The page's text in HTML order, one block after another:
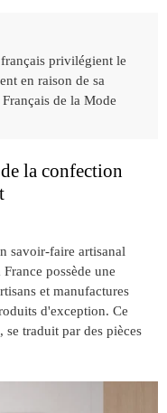
privilégient le
en raison de sa
de la Mode
la confection
savoir-faire artisanal
possède une
et manufactures
d'exception. Ce
, se traduit par des pièces